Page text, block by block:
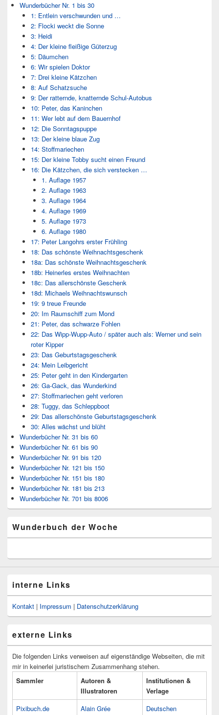
Wunderbücher Nr. 1 bis 30
1: Entlein verschwunden und …
2: Flocki weckt die Sonne
3: Heidi
4: Der kleine fleißige Güterzug
5: Däumchen
6: Wir spielen Doktor
7: Drei kleine Kätzchen
8: Auf Schatzsuche
9: Der ratternde, knatternde Schul-Autobus
10: Peter, das Kaninchen
11: Wer lebt auf dem Bauernhof
12: Die Sonntagspuppe
13: Der kleine blaue Zug
14: Stoffmariechen
15: Der kleine Tobby sucht einen Freund
16: Die Kätzchen, die sich verstecken …
1. Auflage 1957
2. Auflage 1963
3. Auflage 1964
4. Auflage 1969
5. Auflage 1973
6. Auflage 1980
17: Peter Langohrs erster Frühling
18: Das schönste Weihnachtsgeschenk
18a: Das schönste Weihnachtsgeschenk
18b: Heinerles erstes Weihnachten
18c: Das allerschönste Geschenk
18d: Michaels Weihnachtswunsch
19: 9 treue Freunde
20: Im Raumschiff zum Mond
21: Peter, das schwarze Fohlen
22: Das Wipp-Wupp-Auto / später auch als: Werner und sein
roter Kipper
23: Das Geburtstagsgeschenk
24: Mein Leibgericht
25: Peter geht in den Kindergarten
26: Ga-Gack, das Wunderkind
27: Stoffmariechen geht verloren
28: Tuggy, das Schleppboot
29: Das allerschönste Geburtstagsgeschenk
30: Alles wächst und blüht
Wunderbücher Nr. 31 bis 60
Wunderbücher Nr. 61 bis 90
Wunderbücher Nr. 91 bis 120
Wunderbücher Nr. 121 bis 150
Wunderbücher Nr. 151 bis 180
Wunderbücher Nr. 181 bis 213
Wunderbücher Nr. 701 bis 8006
Wunderbuch der Woche
interne Links
Kontakt | Impressum | Datenschutzerklärung
externe Links
Die folgenden Links verweisen auf eigenständige Webseiten, die mit
mir in keinerlei juristischem Zusammenhang stehen.
Sammler
Autoren &
Illustratoren
Institutionen &
Verlage
Pixibuch.de
Alain Grée
Deutschen